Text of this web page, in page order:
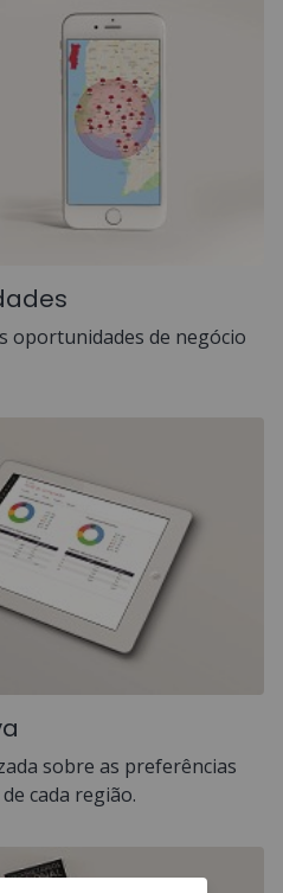
oportunidades de negócio
sobre as preferências
cada região.